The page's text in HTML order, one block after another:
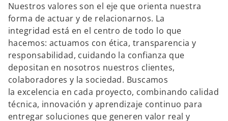
Nuestros valores son el eje que orienta nuestra
forma de actuar y de relacionarnos. La
integridad está en el centro de todo lo que
hacemos: actuamos con ética, transparencia y
responsabilidad, cuidando la confianza que
depositan en nosotros nuestros clientes,
colaboradores y la sociedad. Buscamos
la excelencia en cada proyecto, combinando calidad
técnica, innovación y aprendizaje continuo para
entregar soluciones que generen valor real y